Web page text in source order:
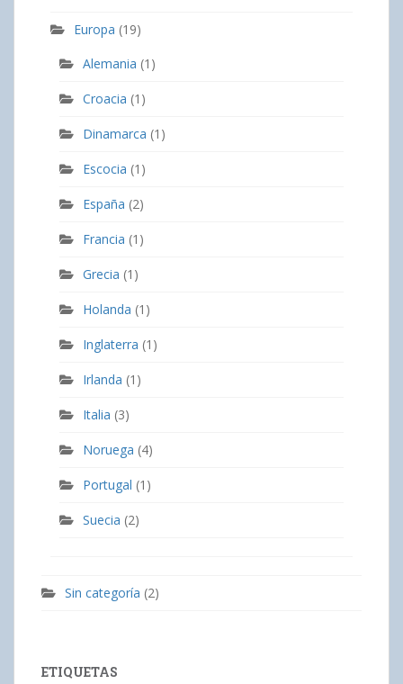
Europa (19)
Alemania (1)
Croacia (1)
Dinamarca (1)
Escocia (1)
España (2)
Francia (1)
Grecia (1)
Holanda (1)
Inglaterra (1)
Irlanda (1)
Italia (3)
Noruega (4)
Portugal (1)
Suecia (2)
Sin categoría (2)
ETIQUETAS